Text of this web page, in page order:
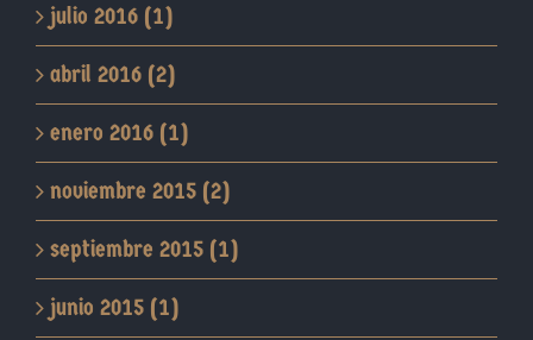
julio 2016 (1)
abril 2016 (2)
enero 2016 (1)
noviembre 2015 (2)
septiembre 2015 (1)
junio 2015 (1)